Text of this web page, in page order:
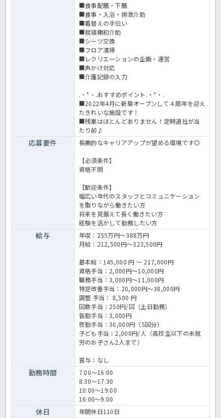
■食事配膳・下膳
■食事・入浴・排泄介助
■着替えの手伝い
■就寝期初介助
■シーツ交換
■フロア清掃
■レクリエーションの企画・運営
■声かけ対応
■介護記録の入力
.・*・.おすすめポイント.・*・.
■2022年4月に新築オープンして４周年を迎え
たきれいな施設です！
■残業はほとんどありません！定時退社が当
たり前♪
応募要件 長期的なキャリアアップが望める環境です◎
【必須条件】
資格不問
【歓迎条件】
幅広い年代のスタッフとコミュニケーション
を取りながら働きたい方
将来を見据えて長く働きたい方
経験を活かして勤務したい方
給与
年収：255万円～388万円
月給：212,500円～323,500円
基本給：145,000 円 〜 217,000円
資格手当：2,000円～10,000円
職務手当：3,000円～11,000円
特定改善手当：20,000円～38,000円
調整 手当： 8,500 円
回数手当：250円/回（土日勤務）
皆勤手当：3,000円
夜勤手当：30,000円（5回分）
子ども手当：2,000円/人（高校生以下の未就
労のお子さん2人まで）
賞与：なし
勤務時間
7:00～16:00
8:30～17:30
10:00～19:00
16:00～9:00
休日 年間休日110日